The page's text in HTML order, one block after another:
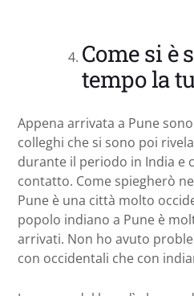
Come si è
tempo la
Appena arrivata a Pune
colleghi che si sono poi
durante il periodo in India e
contatto. Come spiegherò
Pune è una città molto
popolo indiano a Pune è
arrivati. Non ho avuto
con occidentali che con